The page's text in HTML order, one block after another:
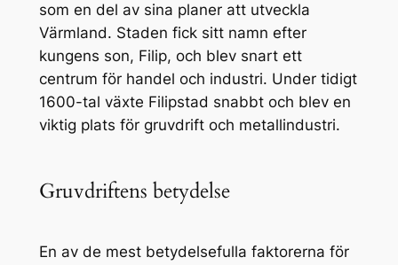
som en del av sina planer att utveckla
Värmland. Staden fick sitt namn efter
kungens son, Filip, och blev snart ett
centrum för handel och industri. Under tidigt
1600-tal växte Filipstad snabbt och blev en
viktig plats för gruvdrift och metallindustri.
Gruvdriftens betydelse
En av de mest betydelsefulla faktorerna för